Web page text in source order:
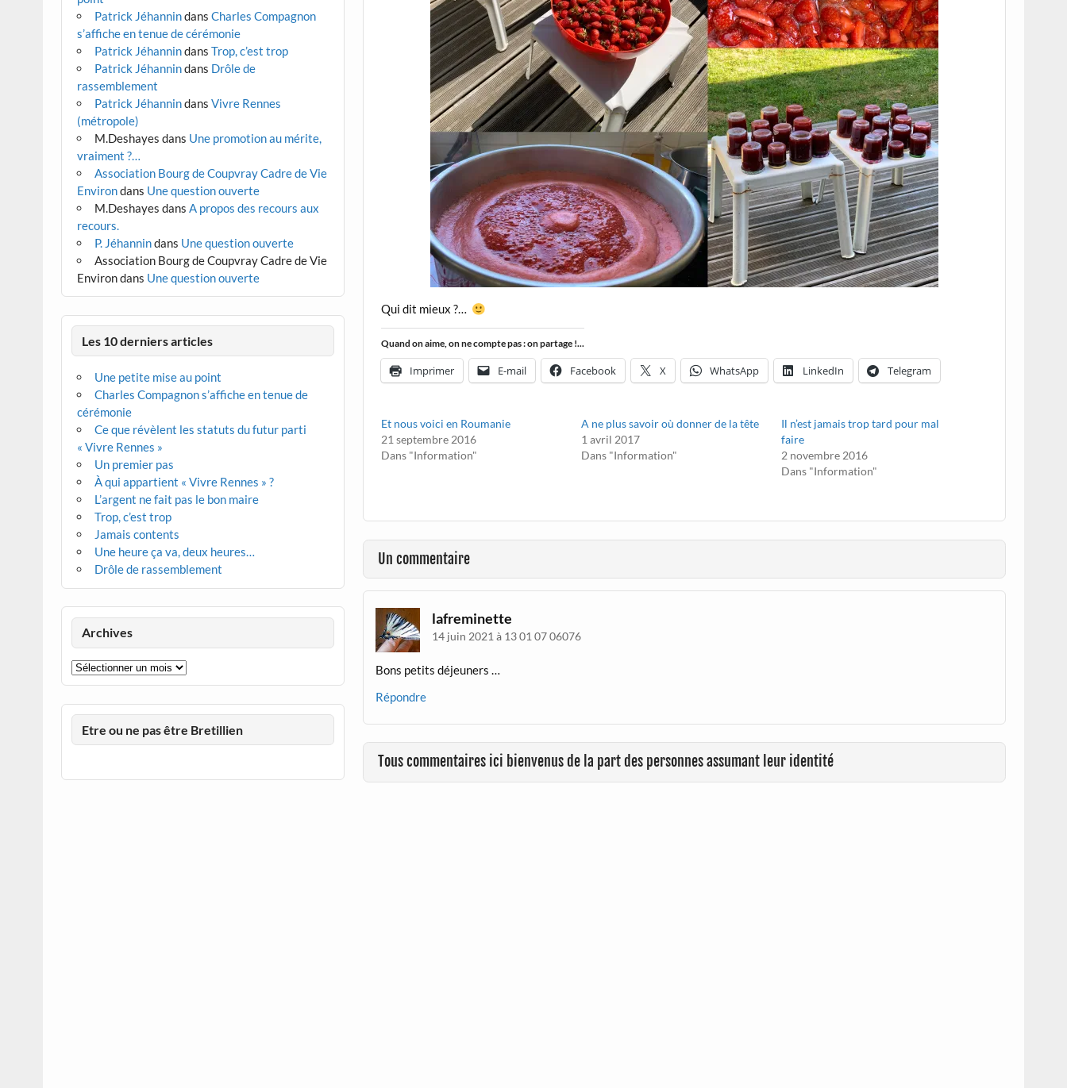
Qui dit mieux ?…
Quand on aime, on ne compte pas : on partage !...
Imprimer E-mail Facebook X WhatsApp LinkedIn Telegram
Et nous voici en Roumanie
21 septembre 2016
Dans "Information"
A ne plus savoir où donner de la tête
1 avril 2017
Dans "Information"
Il n’est jamais trop tard pour mal
faire
2 novembre 2016
Dans "Information"
Un commentaire
lafreminette
14 juin 2021 à 13 01 07 06076
Bons petits déjeuners …
Répondre
Tous commentaires ici bienvenus de la part des personnes assumant leur identité
Patrick Jéhannindans Charles Compagnon
s’affiche en tenue de cérémonie
Patrick Jéhannindans Trop, c’est trop
Patrick Jéhannindans Drôle de
rassemblement
Patrick Jéhannindans Vivre Rennes
(métropole)
M.Deshayes dans Une promotion au mérite,
vraiment ?…
Association Bourg de Coupvray Cadre de Vie
Environdans Une question ouverte
M.Deshayes dans A propos des recours aux
recours.
P. Jéhannindans Une question ouverte
Association Bourg de Coupvray Cadre de Vie
Environdans Une question ouverte
Les 10 derniers articles
Une petite mise au point
Charles Compagnon s’affiche en tenue de
cérémonie
Ce que révèlent les statuts du futur parti
« Vivre Rennes »
Un premier pas
À qui appartient « Vivre Rennes » ?
L’argent ne fait pas le bon maire
Trop, c’est trop
Jamais contents
Une heure ça va, deux heures…
Drôle de rassemblement
Archives
Archives
Etre ou ne pas être Bretillien